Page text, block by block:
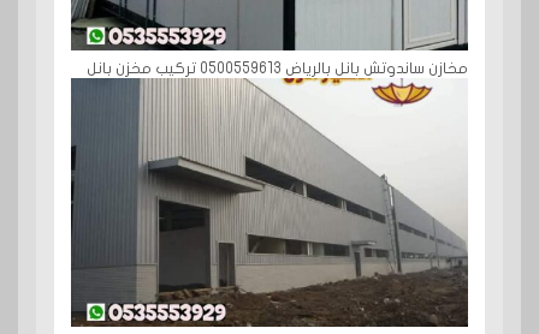
مخازن ساندوتش بانل بالرياض 0500559613 تركيب مخزن بانل